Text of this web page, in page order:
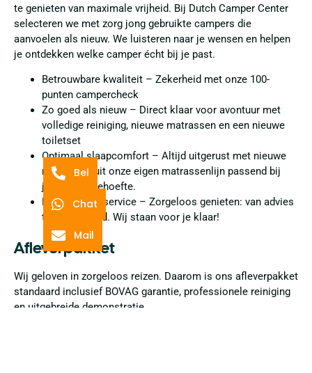
te genieten van maximale vrijheid. Bij Dutch Camper Center
selecteren we met zorg jong gebruikte campers die
aanvoelen als nieuw. We luisteren naar je wensen en helpen
je ontdekken welke camper écht bij je past.
Betrouwbare kwaliteit – Zekerheid met onze 100-
punten campercheck
Zo goed als nieuw – Direct klaar voor avontuur met
volledige reiniging, nieuwe matrassen en een nieuwe
toiletset
Optimaal slaapcomfort – Altijd uitgerust met nieuwe
matrassen uit onze eigen matrassenlijn passend bij
jouw slaapbehoefte.
Persoonlijke service – Zorgeloos genieten: van advies
tot onderhoud. Wij staan voor je klaar!
Afleverpakket
Wij geloven in zorgeloos reizen. Daarom is ons afleverpakket
standaard inclusief BOVAG garantie, professionele reiniging
en uitgebreide demonstratie.
Bel
Chat
Mail